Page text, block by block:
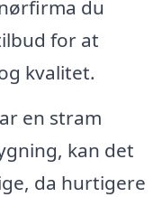
du
for at
kvalitet.
en stram
kan det
da hurtigere